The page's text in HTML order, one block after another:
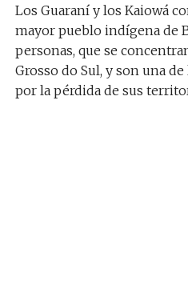
Los Guaraní y los Kaiowá
mayor pueblo indígena de
personas, que se
Grosso do Sul, y son una
por la pérdida de sus